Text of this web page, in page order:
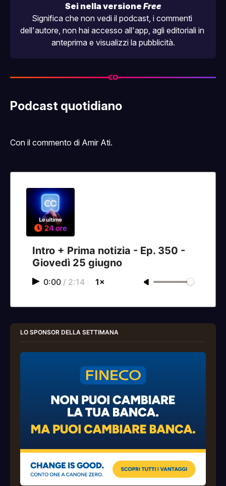
Sei nella versione Free
Significa che non vedi il podcast, i commenti
dell'autore, non hai accesso all'app , agli editoriali in
anteprima e visualizzi la pubblicità.
Podcast quotidiano
Con il commento di Amir Ati.
Intro + Prima notizia - Ep. 350 -
Giovedì 25 giugno
0:00 / 2:14 1×
LO SPONSOR DELLA SETTIMANA